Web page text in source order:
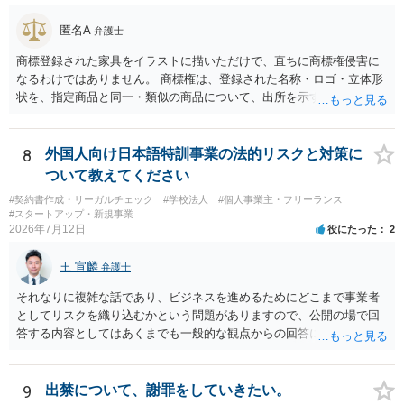
匿名A 弁護士
商標登録された家具をイラストに描いただけで、直ちに商標権侵害に
なるわけではありません。 商標権は、登録された名称・ロゴ・立体形
状を、指定商品と同一・類似の商品について、出所を示す表示として
て描くにとどまる場合は、通常、商標権侵害にはなりにくいと考えら
れます。 ただし、家具名や特徴的な形状を商品名・広告に大きく表示
し、公式商品やライセンス商品と誤認させる販売方法であれば、商標
権や不正競争防止法上の問題が生じ得ます。家具のデザインに著作権
が認められる場合は、著作権も別途問題となります。 無料のSNS投稿
やプレゼントでも、著作権侵害は成立し得ます。商標権については、
日本の商標権は原則として日本国内にのみ効力を持ちます。外国で販
売する場合は、販売国の商標・意匠等を確認する必要があります。 他
の作家の例は、許諾を得ている、権利が消滅している、侵害に当たら
ない、又は単に権利行使されていないなど、様々な可能性がありま
す。他人が販売していることだけでは、適法とは判断できません。
8
外国人向け日本語特訓事業の法的リスクと対策に
ついて教えてください
#契約書作成・リーガルチェック #学校法人
#個人事業主・フリーランス
#スタートアップ・新規事業
2026年7月12日 役にたった 2
王 宣麟 弁護士
それなりに複雑な話であり、ビジネスを進めるためにどこまで事業者
としてリスクを織り込むかという問題がありますので、公開の場で回
答する内容としてはあくまでも一般的な観点からの回答になります
授業・言語コーチング」と明確に位置付け、サーフィンや農業体験、
工場見学等のアクティビティは、旅行商品ではなく授業に付随した無
償の交流・学習機会として整理すること。 ・宿泊・交通・レンタカー
9 出禁について、謝罪をしていきたい。